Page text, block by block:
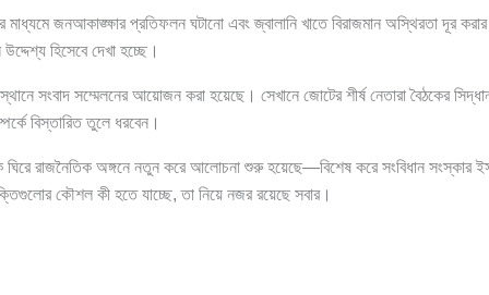
মাধ্যমে জনআকাঙ্ক্ষার প্রতিফলন ঘটানো এবং জ্বালানি খাতে বিরাজমান অস্থিরতা দূর
হিসেবে দেখা হচ্ছে।
সংবাদ সম্মেলনের আয়োজন করা হয়েছে। সেখানে জোটের শীর্ষ নেতারা বৈঠকের
বিস্তারিত তুলে ধরবেন।
ঘিরে রাজনৈতিক অঙ্গনে নতুন করে আলোচনা শুরু হয়েছে—বিশেষ করে সংবিধান সংস্কার
কৌশল কী হতে যাচ্ছে, তা নিয়ে নজর রয়েছে সবার।